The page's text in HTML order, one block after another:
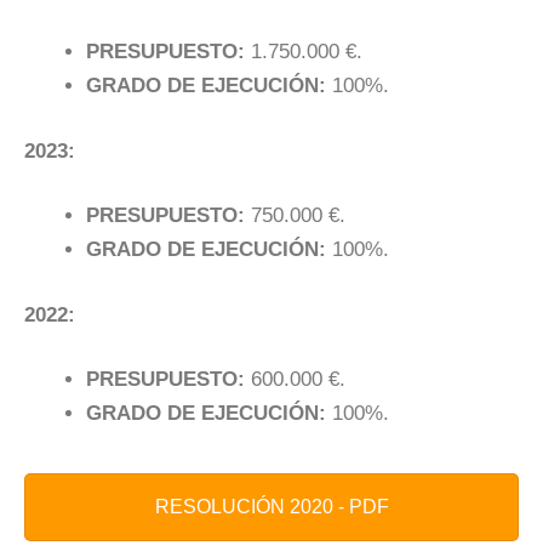
PRESUPUESTO: 1.750.000 €.
GRADO DE EJECUCIÓN: 100%.
2023:
PRESUPUESTO: 750.000 €.
GRADO DE EJECUCIÓN: 100%.
2022:
PRESUPUESTO: 600.000 €.
GRADO DE EJECUCIÓN: 100%.
RESOLUCIÓN 2020 - PDF